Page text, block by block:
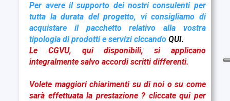
Per avere il supporto dei nostri consulenti per
tutta la durata del progetto, vi consigliamo di
acquistare il pacchetto relativo alla vostra
tipologia di prodotti e servizi clccandoQUI.
Le CGVU, qui disponibili, si applicano
integralmente salvo accordi scritti differenti.
Volete maggiori chiarimenti su di noi o su come
sarà effettuata la prestazione ? cliccate quiper